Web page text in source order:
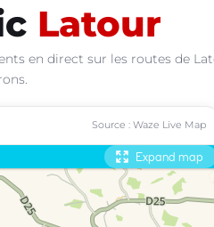
Latour
en direct sur les routes de
Source : Waze Live Map